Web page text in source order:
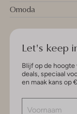
Omoda
Let's keep
Blijf op de
deals, speciaal
en maak kans op